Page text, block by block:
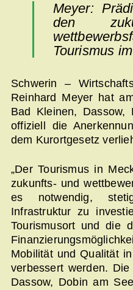
Meyer:
den
Tourismus
Schwerin –
Reinhard Meyer hat
Bad Kleinen,
offiziell die
dem Kurortgesetz
„Der Tourismus in
zukunfts- und
es notwendig,
Infrastruktur zu
Tourismusort und die
Mobilität und Qualität
verbessert werden.
Dassow, Dobin am